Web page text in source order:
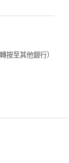
按至其他銀行）